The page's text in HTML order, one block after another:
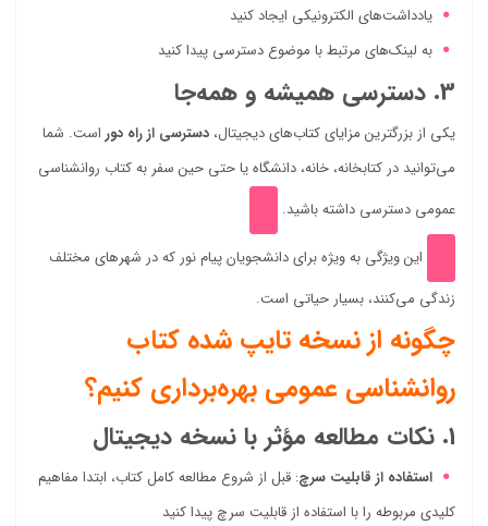
یادداشت‌های الکترونیکی ایجاد کنید
به لینک‌های مرتبط با موضوع دسترسی پیدا کنید
3. دسترسی همیشه و همه‌جا
یکی از بزرگترین مزایای کتاب‌های دیجیتال، دسترسی از راه دوراست. شما
می‌توانید در کتابخانه، خانه، دانشگاه یا حتی حین سفر به کتاب روانشناسی
عمومی دسترسی داشته باشید.
این ویژگی به ویژه برای دانشجویان پیام نور که در شهرهای مختلف
زندگی می‌کنند، بسیار حیاتی است.
چگونه از نسخه تایپ شده کتاب
روانشناسی عمومی بهره‌برداری کنیم؟
1. نکات مطالعه مؤثر با نسخه دیجیتال
استفاده از قابلیت سرچ: قبل از شروع مطالعه کامل کتاب، ابتدا مفاهیم
کلیدی مربوطه را با استفاده از قابلیت سرچ پیدا کنید